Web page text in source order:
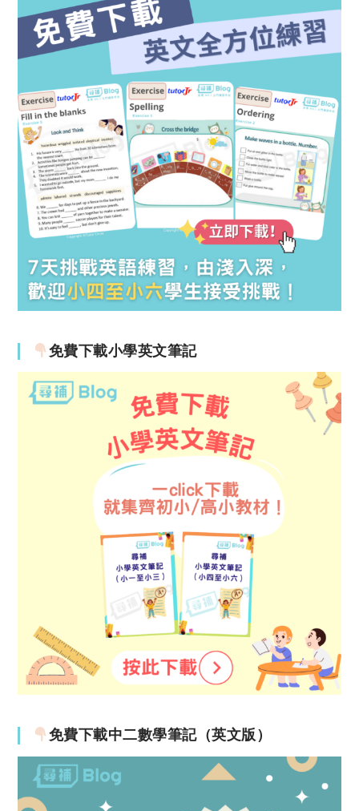
免費下載小學英文筆記
免費下載中二數學筆記（英文版）